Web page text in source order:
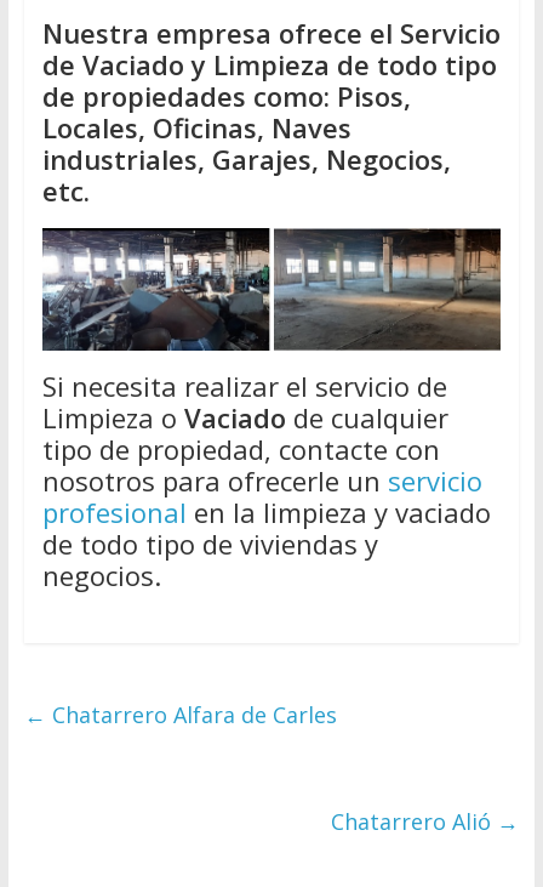
Nuestra empresa ofrece el Servicio
de Vaciado y Limpieza de todo tipo
de propiedades como: Pisos,
Locales, Oficinas, Naves
industriales, Garajes, Negocios,
etc.
Si necesita realizar el servicio de
Limpieza o Vaciado de cualquier
tipo de propiedad, contacte con
nosotros para ofrecerle un servicio
profesional en la limpieza y vaciado
de todo tipo de viviendas y
negocios.
← Chatarrero Alfara de Carles
Chatarrero Alió →